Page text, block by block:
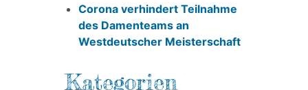
Corona verhindert Teilnahme
des Damenteams an
Westdeutscher Meisterschaft
Kategorien